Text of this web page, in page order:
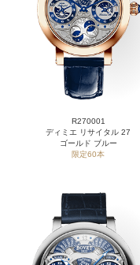
R270001
ディミエ リサイタル 27
ゴールド ブルー
限定60本